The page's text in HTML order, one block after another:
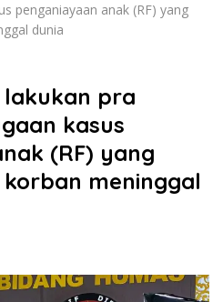
penganiayaan anak (RF) yang
dunia
lakukan pra
kasus
(RF) yang
meninggal